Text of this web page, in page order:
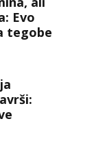
Evo
tegobe